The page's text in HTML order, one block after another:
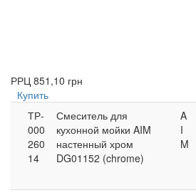
РРЦ 851,10 грн
Купить
ТР-
000
260
14
Смеситель для
кухонной мойки AIM
настенный хром
DG01152 (chrome)
A
I
M